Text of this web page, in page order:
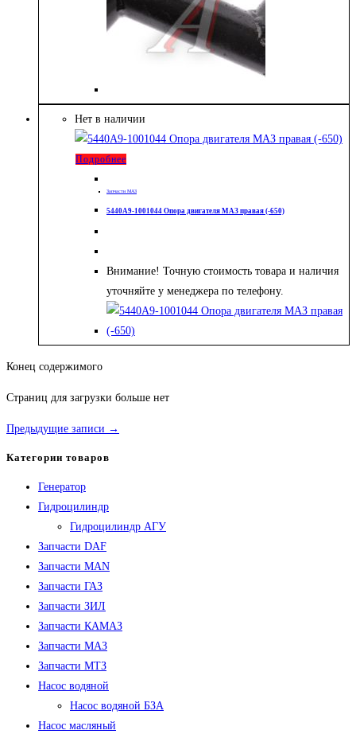
Нет в наличии
Подробнее
Запчасти МАЗ
5440А9-1001044 Опора двигателя МАЗ правая (-650)
Внимание! Точную стоимость товара и наличия
уточняйте у менеджера по телефону.
Конец содержимого
Страниц для загрузки больше нет
Предыдущие записи →
Категории товаров
Генератор
Гидроцилиндр
Гидроцилиндр АГУ
Запчасти DAF
Запчасти MAN
Запчасти ГАЗ
Запчасти ЗИЛ
Запчасти КАМАЗ
Запчасти МАЗ
Запчасти МТЗ
Насос водяной
Насос водяной БЗА
Насос масляный